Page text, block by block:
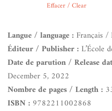
Effacer / Clear
Langue / language : Français /
Éditeur / Publisher : L’École
Date de parution / Release
December 5, 2022
Nombre de pages / Length :
ISBN : 9782211002868